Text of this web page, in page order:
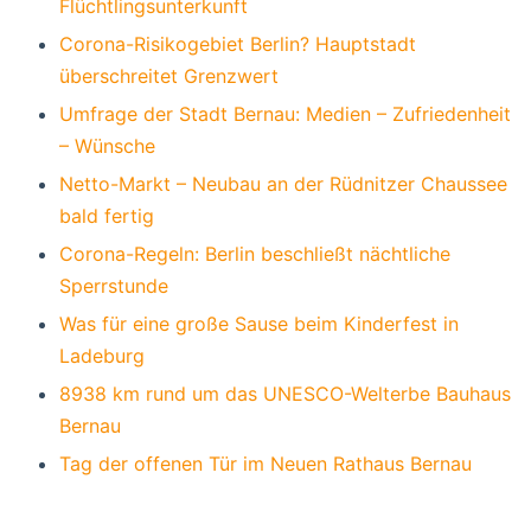
Flüchtlingsunterkunft
Corona-Risikogebiet Berlin? Hauptstadt
überschreitet Grenzwert
Umfrage der Stadt Bernau: Medien – Zufriedenheit
– Wünsche
Netto-Markt – Neubau an der Rüdnitzer Chaussee
bald fertig
Corona-Regeln: Berlin beschließt nächtliche
Sperrstunde
Was für eine große Sause beim Kinderfest in
Ladeburg
8938 km rund um das UNESCO-Welterbe Bauhaus
Bernau
Tag der offenen Tür im Neuen Rathaus Bernau